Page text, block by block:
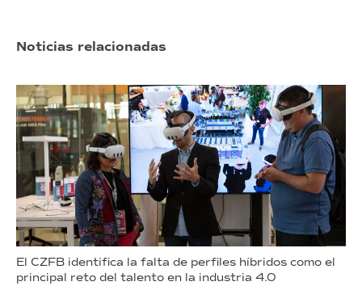
Noticias relacionadas
El CZFB identifica la falta de perfiles híbridos como el
principal reto del talento en la industria 4.0